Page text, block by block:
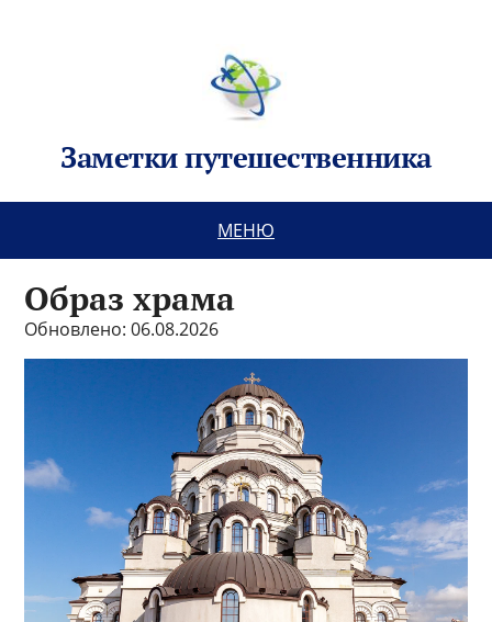
Заметки путешественника
МЕНЮ
Образ храма
Обновлено: 06.08.2026